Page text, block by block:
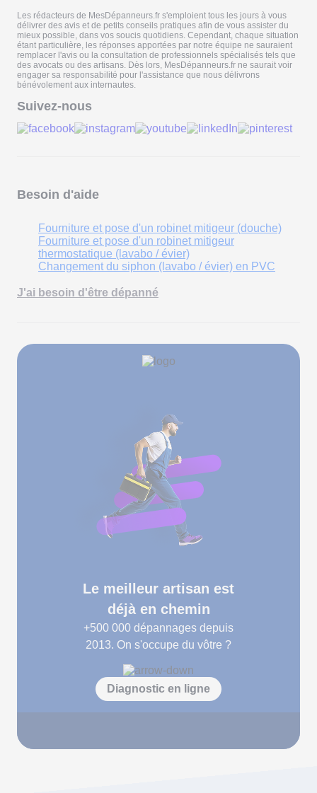
Les rédacteurs de MesDépanneurs.fr s'emploient tous les jours à vous
délivrer des avis et de petits conseils pratiques afin de vous assister du
mieux possible, dans vos soucis quotidiens. Cependant, chaque situation
étant particulière, les réponses apportées par notre équipe ne sauraient
remplacer l'avis ou la consultation de professionnels spécialisés tels que
des avocats ou des artisans. Dès lors, MesDépanneurs.fr ne saurait voir
engager sa responsabilité pour l'assistance que nous délivrons
bénévolement aux internautes.
Suivez-nous
Besoin d'aide
Fourniture et pose d'un robinet mitigeur (douche)
Fourniture et pose d'un robinet mitigeur
thermostatique (lavabo / évier)
Changement du siphon (lavabo / évier) en PVC
J'ai besoin d'être dépanné
Le meilleur artisan est
déjà en chemin
+500 000 dépannages depuis
2013. On s'occupe du vôtre ?
Diagnostic en ligne